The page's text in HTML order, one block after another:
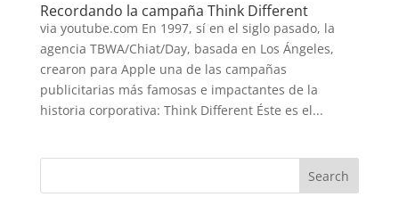
Recordando la campaña Think Different
via youtube.com En 1997, sí en el siglo pasado, la
agencia TBWA/Chiat/Day, basada en Los Ángeles,
crearon para Apple una de las campañas
publicitarias más famosas e impactantes de la
historia corporativa: Think Different Éste es el...